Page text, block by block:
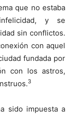
que no estaba
y se
sin conflictos.
con aquel
fundada por
con los astros,
3
sido impuesta a